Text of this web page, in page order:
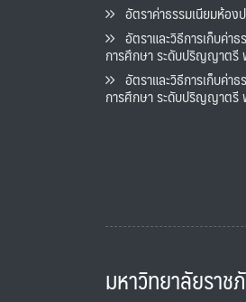
อัตราค่าธรรมเนียมห้อง
อัตราและวิธีการเก็บค่าธ
การศึกษา ระดับปริญญาต
อัตราและวิธีการเก็บค่าธ
การศึกษา ระดับปริญญาต
มหาวิทยาลัยราช